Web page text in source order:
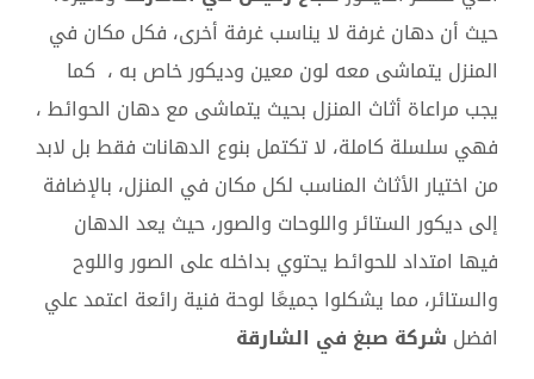
حيث أن دهان غرفة لا يناسب غرفة أخرى، فكل مكان في
المنزل يتماشى معه لون معين وديكور خاص به ، كما
يجب مراعاة أثاث المنزل بحيث يتماشى مع دهان الحوائط ،
فهي سلسلة كاملة، لا تكتمل بنوع الدهانات فقط بل لابد
من اختيار الأثاث المناسب لكل مكان في المنزل، بالإضافة
إلى ديكور الستائر واللوحات والصور، حيث يعد الدهان
فيها امتداد للحوائط يحتوي بداخله على الصور واللوح
والستائر، مما يشكلوا جميعًا لوحة فنية رائعة اعتمد علي
افضل شركة صبغ في الشارقة